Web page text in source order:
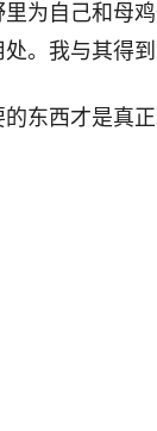
自己和母鸡
。我与其得
西才是真正